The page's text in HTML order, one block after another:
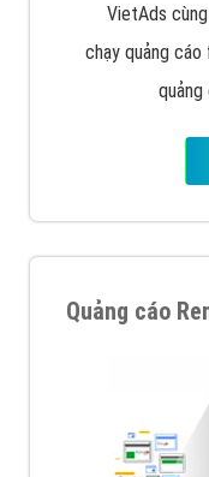
VietAds
chạy quảng
quảng
Quảng cáo